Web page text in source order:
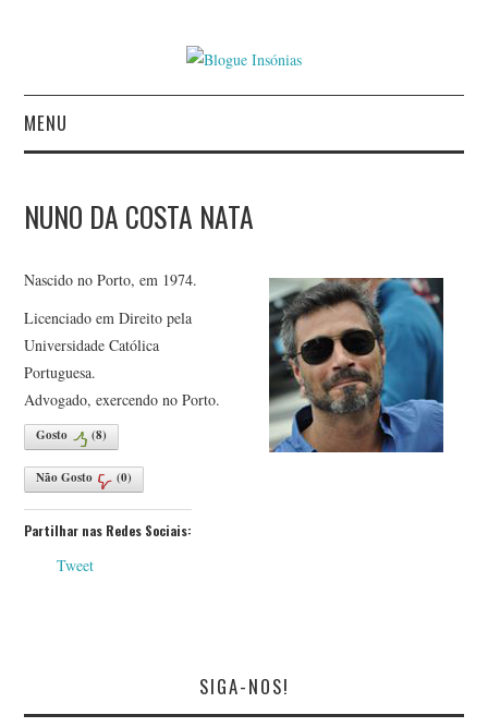
MENU
AUTORES
CONTACTO
POLÍTICA DE
PRIVACIDADE
NUNO DA COSTA NATA
Nascido no Porto, em 1974.
Licenciado em Direito pela
Universidade Católica
Portuguesa.
Advogado, exercendo no Porto.
Gosto (8)
Não Gosto (0)
Partilhar nas Redes Sociais:
Tweet
SIGA-NOS!